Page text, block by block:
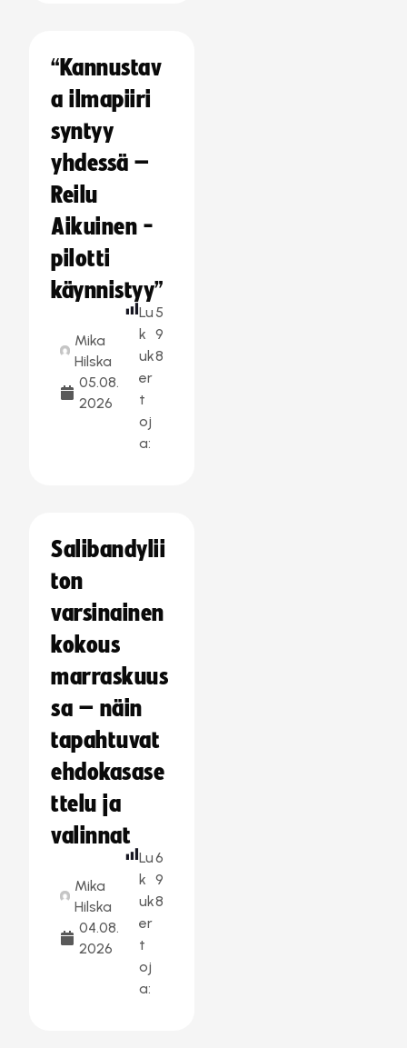
“Kannustav
a ilmapiiri
syntyy
yhdessä –
Reilu
Aikuinen -
pilotti
käynnistyy”
Mika
Hilska
05.08.
2026
Lu
k
uk
er
t
oj
a:
5
9
8
Salibandylii
ton
varsinainen
kokous
marraskuus
sa – näin
tapahtuvat
ehdokasase
ttelu ja
valinnat
Mika
Hilska
04.08.
2026
Lu
k
uk
er
t
oj
a:
6
9
8